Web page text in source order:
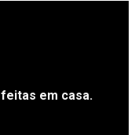
em casa.